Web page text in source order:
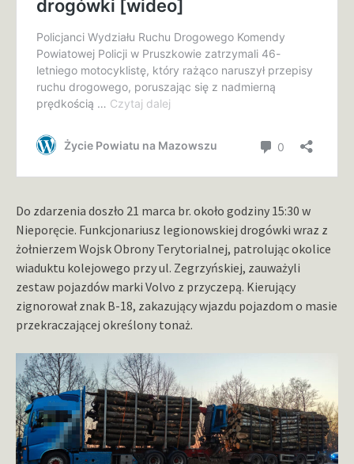
Do zdarzenia doszło 21 marca br. około godziny 15:30 w
Nieporęcie. Funkcjonariusz legionowskiej drogówki wraz z
żołnierzem Wojsk Obrony Terytorialnej, patrolując okolice
wiaduktu kolejowego przy ul. Zegrzyńskiej, zauważyli
zestaw pojazdów marki Volvo z przyczepą. Kierujący
zignorował znak B-18, zakazujący wjazdu pojazdom o masie
przekraczającej określony tonaż.